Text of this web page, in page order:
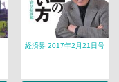
経済界 2017年2月21日号